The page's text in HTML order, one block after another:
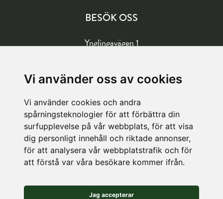
Vi använder oss av cookies
Vi använder cookies och andra
spårningsteknologier för att förbättra din
surfupplevelse på vår webbplats, för att visa
dig personligt innehåll och riktade annonser,
för att analysera vår webbplatstrafik och för
att förstå var våra besökare kommer ifrån.
Jag accepterar
BESÖK OSS
Ynglingavägen 1
Vägbeskrivning
LAGER
Köpetorpsgatan 8
582 78 Linköping